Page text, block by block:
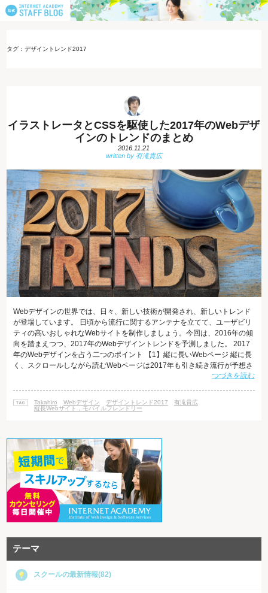
タグ：デザイントレンド2017
イラストレータとCSSを駆使した2017年のWebデザ
インのトレンドのまとめ
2016.11.21
Webデザインの世界では、日々、新しい技術が開発され、新しいトレンド
が登場しています。 日頃から流行に関するアンテナを立てて、ユーザビリ
ティの高いおしゃれなWebサイトを制作しましょう。今回は、2016年の傾
向を踏まえつつ、2017年のWebデザイントレンドを予測しました。 2017
年のWebデザインを占う二つのポイント 【1】縦に長いWebページ 縦に長
く、スクロールしながら読むWebページは2017年も引き続き流行が予想さ
れます。 その理由は、縦長ランディングページのコンバージョン率の高さ
がついつい長時間に及んで話を聞いてしまうように、様々な工夫のこらさ
れた縦長Webページには、どんどん続きを見たくなる魅力があります。
つづきを読む
Takahiro Webデザイン デザイントレンド2017
有滝貴広
縦長Webサイト，モバイルフレンドリー
テーマ
スクールの最新情報(82)